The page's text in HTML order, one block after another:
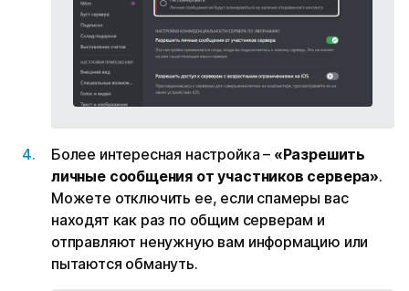
Более интересная настройка – «Разрешить
личные сообщения от участников сервера».
Можете отключить ее, если спамеры вас
находят как раз по общим серверам и
отправляют ненужную вам информацию или
пытаются обмануть.